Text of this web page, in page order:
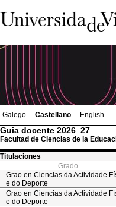
Galego Castellano English
Guia docente 2026_27
Facultad de Ciencias de la
Titulaciones
Grado
Grao en Ciencias da Actividade
e do Deporte
Grao en Ciencias da Actividade
e do Deporte